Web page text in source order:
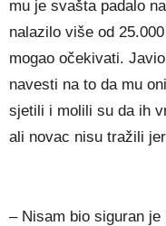
mu je svašta padalo
nalazilo više od
mogao očekivati.
navesti na to da mu
sjetili i molili su da ih
ali novac nisu tražili
– Nisam bio siguran